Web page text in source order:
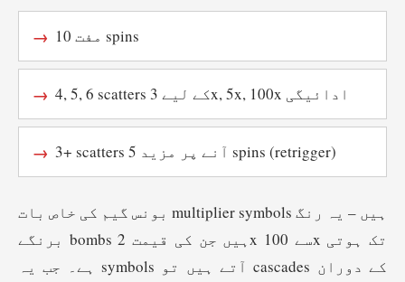
10 مفت spins
4, 5, 6 scatters کے لیے 3x, 5x, 100x ادائیگی
3+ scatters آنے پر مزید 5 spins (retrigger)
بونس گیم کی خاص بات multiplier symbols ہیں – یہ رنگ
برنگے bombs ہیں جن کی قیمت 2x سے 100x تک ہوتی
ہے۔ جب یہ symbols آتے ہیں تو cascades کے دوران